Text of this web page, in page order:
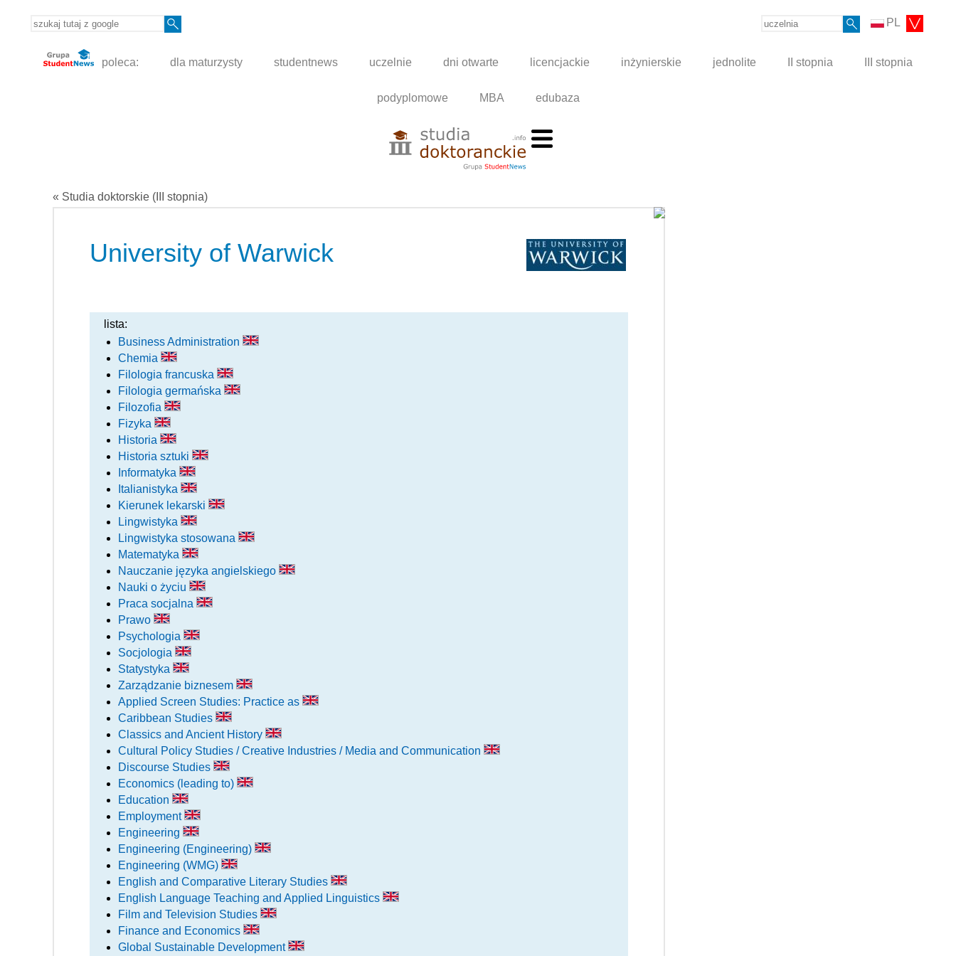
PL
poleca: dla maturzysty studentnews uczelnie dni otwarte licencjackie inżynierskie jednolite II stopnia III stopnia
podyplomowe MBA edubaza
« Studia doktorskie (III stopnia)
University of Warwick
lista:
Business Administration
Chemia
Filologia francuska
Filologia germańska
Filozofia
Fizyka
Historia
Historia sztuki
Informatyka
Italianistyka
Kierunek lekarski
Lingwistyka
Lingwistyka stosowana
Matematyka
Nauczanie języka angielskiego
Nauki o życiu
Praca socjalna
Prawo
Psychologia
Socjologia
Statystyka
Zarządzanie biznesem
Applied Screen Studies: Practice as
Caribbean Studies
Classics and Ancient History
Cultural Policy Studies / Creative Industries / Media and Communication
Discourse Studies
Economics (leading to)
Education
Employment
Engineering
Engineering (Engineering)
Engineering (WMG)
English and Comparative Literary Studies
English Language Teaching and Applied Linguistics
Film and Television Studies
Finance and Economics
Global Sustainable Development